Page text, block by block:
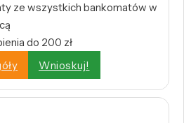
ze wszystkich bankomatów w
do 200 zł
Wnioskuj!